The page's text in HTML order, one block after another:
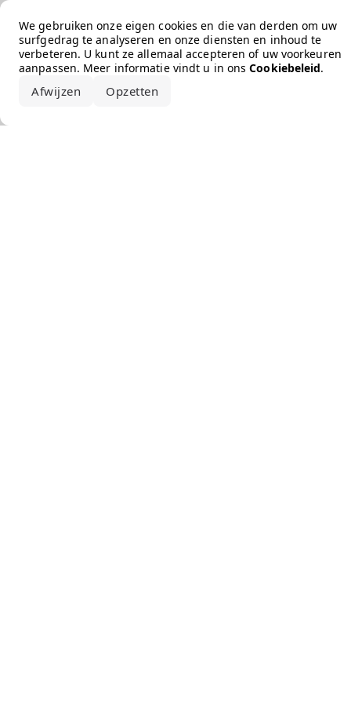
We gebruiken onze eigen cookies en die van derden om uw
surfgedrag te analyseren en onze diensten en inhoud te
verbeteren. U kunt ze allemaal accepteren of uw voorkeuren
aanpassen. Meer informatie vindt u in onsCookiebeleid.
Afwijzen Opzetten
Error loading the brand